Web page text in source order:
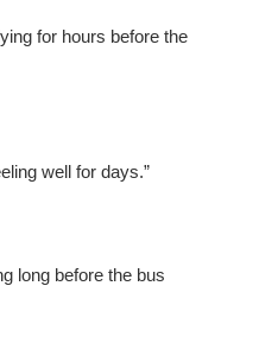
for hours before the
well for days.”
long before the bus